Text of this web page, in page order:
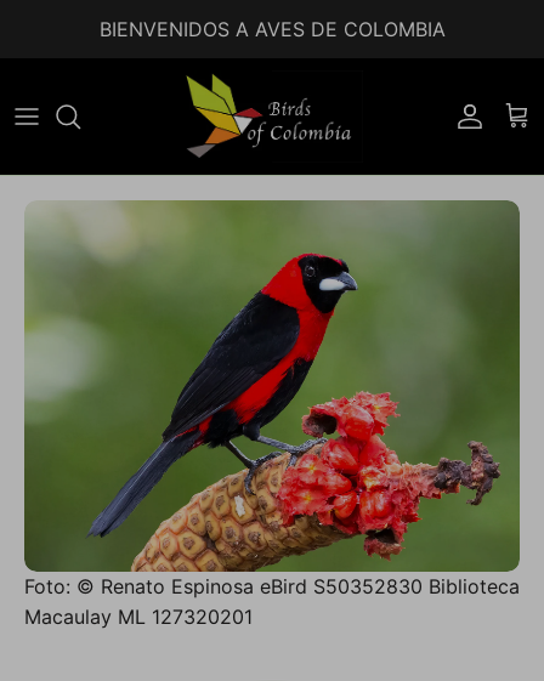
BIENVENIDOS A AVES DE COLOMBIA
Account
Foto: © Renato Espinosa eBird S50352830 Biblioteca
Macaulay ML 127320201